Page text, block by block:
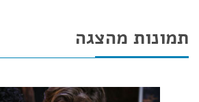
תמונות מהצגה